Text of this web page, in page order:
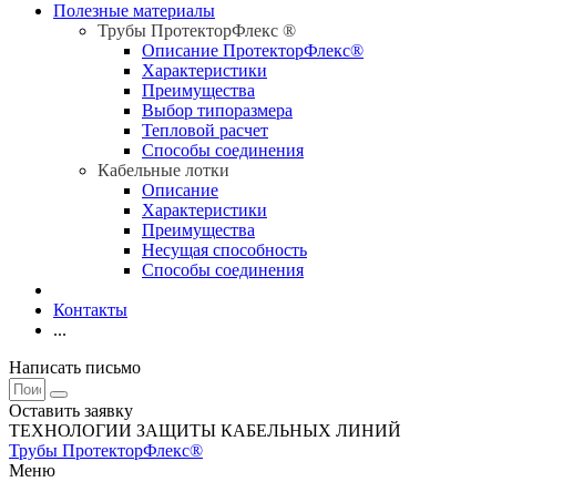
Полезные материалы
Трубы ПротекторФлекс ®
Описание ПротекторФлекс®
Характеристики
Преимущества
Выбор типоразмера
Тепловой расчет
Способы соединения
Кабельные лотки
Описание
Характеристики
Преимущества
Несущая способность
Способы соединения
Контакты
...
Написать письмо
Оставить заявку
ТЕХНОЛОГИИ ЗАЩИТЫ КАБЕЛЬНЫХ ЛИНИЙ
Трубы ПротекторФлекс®
Меню